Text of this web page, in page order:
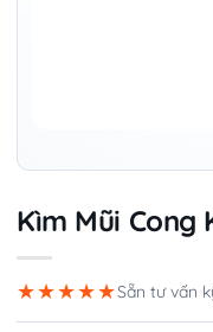
Kìm Mũi Cong
★★★★★Sẵn tư vấn